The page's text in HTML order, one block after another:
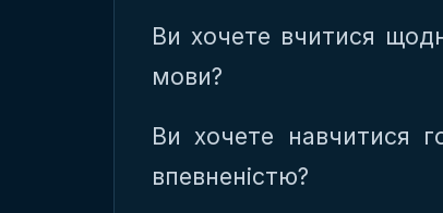
Ви хочете вчитися
мови?
Ви хочете навчитися
впевненістю?